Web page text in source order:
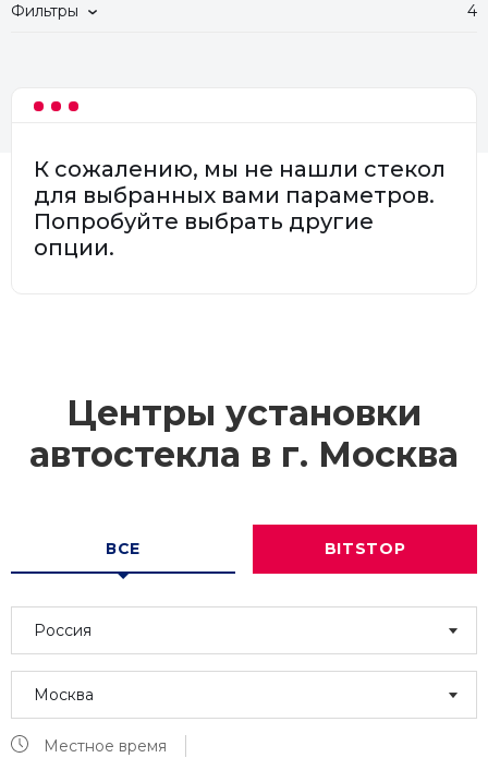
Фильтры 4
К сожалению, мы не нашли стекол
для выбранных вами параметров.
Попробуйте выбрать другие
опции.
Центры установки
автостекла в г. Москва
ВСЕ BITSTOP
Россия
Москва
Местное время